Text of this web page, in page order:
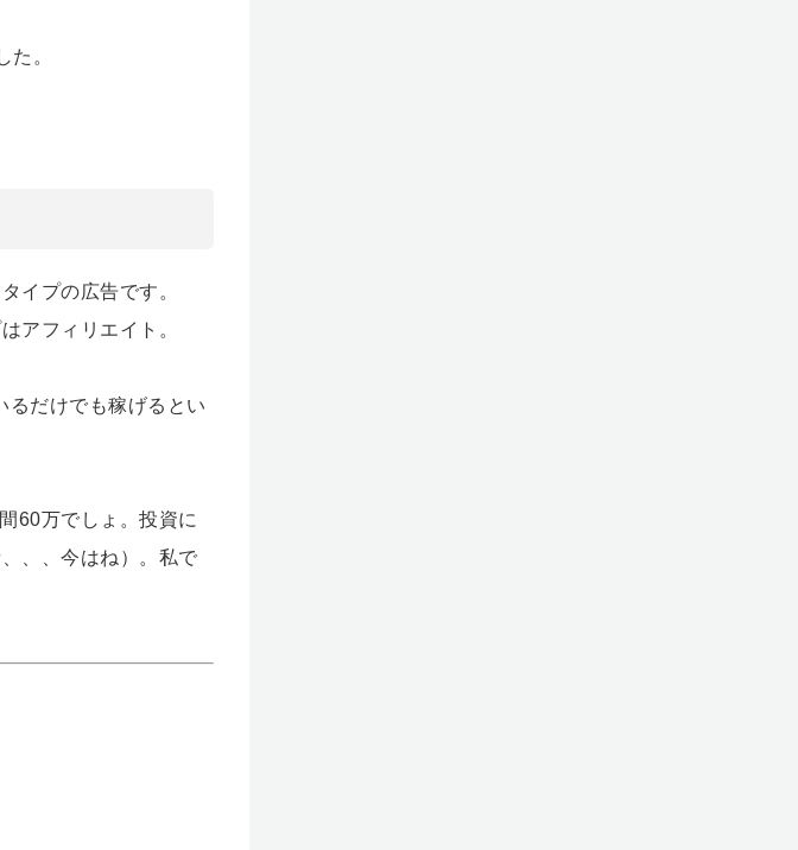
。
イプの広告です。
アフィリエイト。
るだけでも稼げるとい
60万でしょ。投資に
、、今はね）。私で